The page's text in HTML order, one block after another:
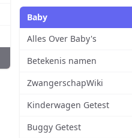
Baby
Alles Over Baby's
Betekenis namen
ZwangerschapWiki
Kinderwagen Getest
Buggy Getest